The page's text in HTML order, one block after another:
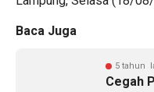
Baca Juga
5 tahun
Cegah